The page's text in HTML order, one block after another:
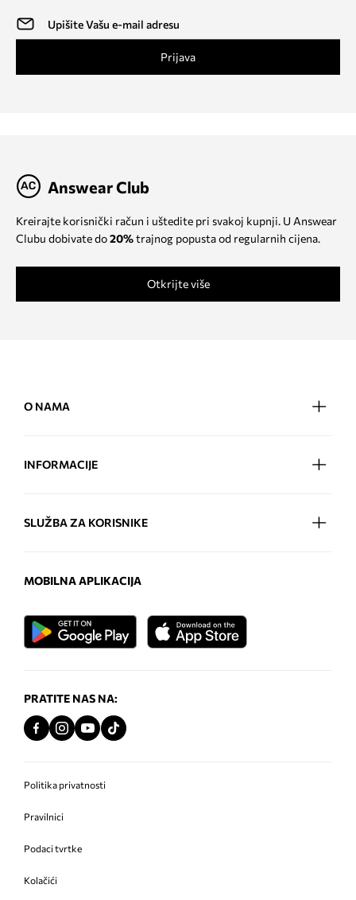
Prijava
Answear Club
Kreirajte korisnički račun i uštedite pri svakoj kupnji. U Answear
Clubu dobivate do20%trajnog popusta od regularnih cijena.
Otkrijte više
O NAMA
INFORMACIJE
SLUŽBA ZA KORISNIKE
MOBILNA APLIKACIJA
PRATITE NAS NA:
Politika privatnosti
Pravilnici
Podaci tvrtke
Kolačići